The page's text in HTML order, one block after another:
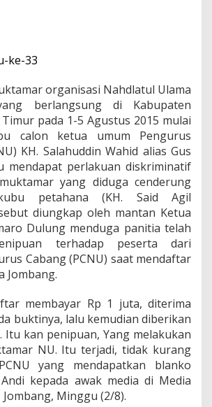
r
a
M
u
k
a
m
a
r
K
u
b
u
G
u
s
o
l
a
h
M
e
a
s
organisasi Nahdlatul Ulama
berlangsung di Kabupaten
Timur pada 1-5 Agustus 2015 mulai
calon ketua umum Pengurus
KH. Salahuddin Wahid alias Gus
mendapat perlakuan diskriminatif
yang diduga cenderung
petahana (KH. Said Agil
diungkap oleh mantan Ketua
Dulung menduga panitia telah
terhadap peserta dari
Cabang (PCNU) saat mendaftar
Jombang.
membayar Rp 1 juta, diterima
buktinya, lalu kemudian diberikan
Itu kan penipuan, Yang melakukan
NU. Itu terjadi, tidak kurang
yang mendapatkan blanko
kepada awak media di Media
Minggu (2/8).